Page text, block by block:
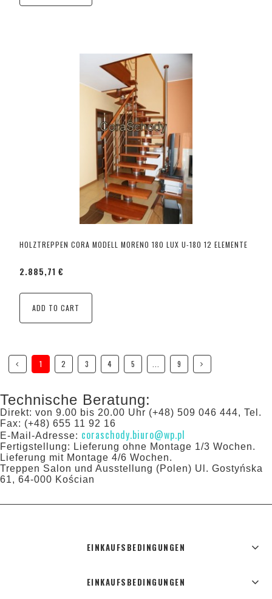
HOLZTREPPEN CORA MODELL MORENO 180 LUX U-180 12 ELEMENTE
2.885,71 €
ADD TO CART
1 2 3 4 5 9
Technische Beratung:
Direkt: von 9.00 bis 20.00 Uhr (+48) 509 046 444, Tel.
Fax: (+48) 655 11 92 16
E-Mail-Adresse: coraschody.biuro@wp.pl
Fertigstellung: Lieferung ohne Montage 1/3 Wochen.
Lieferung mit Montage 4/6 Wochen.
Treppen Salon und Ausstellung (Polen) Ul. Gostyńska
61, 64-000 Kościan
EINKAUFSBEDINGUNGEN
EINKAUFSBEDINGUNGEN